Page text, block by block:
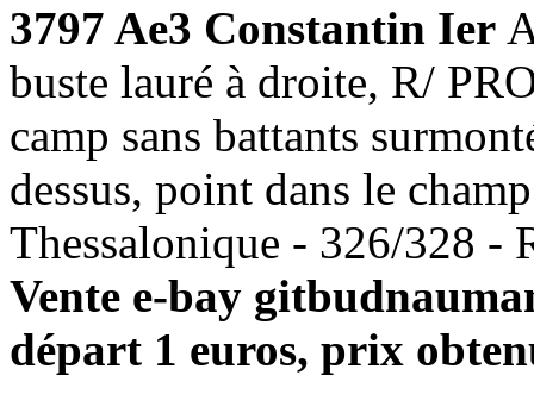
3797 Ae3 Constantin Ier
buste lauré à droite, R/
camp sans battants
dessus, point dans le
Thessalonique - 326/328
Vente e-bay
départ 1 euros, prix